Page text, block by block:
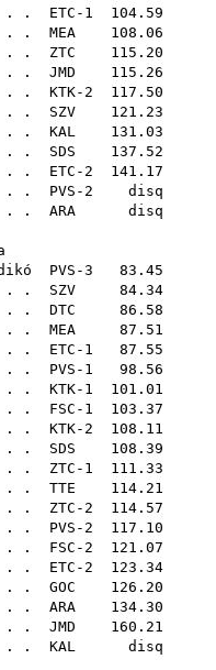
ETC-1 104.59
. . MEA 108.06
. . ZTC 115.20
. . JMD 115.26
KTK-2 117.50
. . SZV 121.23
. . KAL 131.03
. . SDS 137.52
ETC-2 141.17
. PVS-2 disq
. . ARA disq
pálya
PVS-3 83.45
. . SZV 84.34
. . DTC 86.58
. . MEA 87.51
. ETC-1 87.55
PVS-1 98.56
KTK-1 101.01
FSC-1 103.37
. KTK-2 108.11
. . SDS 108.39
. ZTC-1 111.33
. . TTE 114.21
ZTC-2 114.57
PVS-2 117.10
. FSC-2 121.07
ETC-2 123.34
. . GOC 126.20
. . ARA 134.30
. . JMD 160.21
. . KAL disq